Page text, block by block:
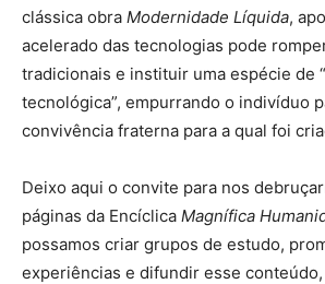
clássica obra Modernidade Líquida,
acelerado das tecnologias pode
tradicionais e instituir uma espécie de
tecnológica”, empurrando o indivíduo
convivência fraterna para a qual foi
Deixo aqui o convite para nos
páginas da Encíclica Magnífica
possamos criar grupos de estudo,
experiências e difundir esse